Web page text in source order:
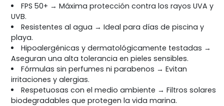
FPS 50+ → Máxima protección contra los rayos UVA y
UVB.
Resistentes al agua → Ideal para días de piscina y
playa.
Hipoalergénicas y dermatológicamente testadas →
Aseguran una alta tolerancia en pieles sensibles.
Fórmulas sin perfumes ni parabenos → Evitan
irritaciones y alergias.
Respetuosas con el medio ambiente → Filtros solares
biodegradables que protegen la vida marina.